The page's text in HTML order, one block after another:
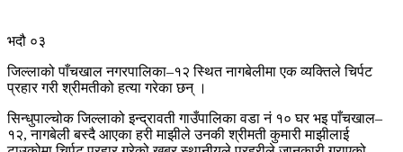
भदौ ०३
जिल्लाको पाँचखाल नगरपालिका–१२ स्थित नागबेलीमा एक व्यक्तिले चिर्पट
प्रहार गरी श्रीमतीको हत्या गरेका छन् ।
सिन्धुपाल्चोक जिल्लाको इन्द्रावती गाउँपालिका वडा नं १० घर भइ पाँचखाल–
१२, नागबेली बस्दै आएका हरी माझीले उनकी श्रीमती कुमारी माझीलाई